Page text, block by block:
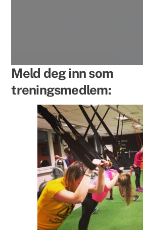
Meld deg inn som
treningsmedlem: